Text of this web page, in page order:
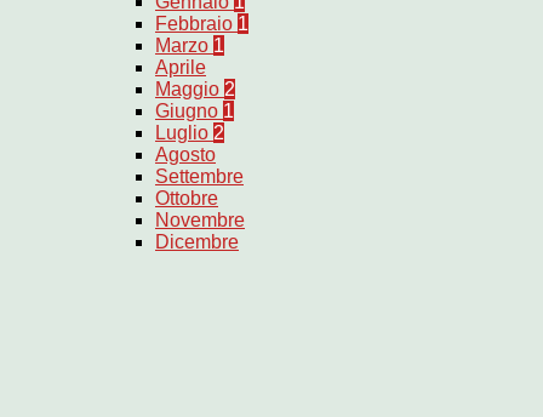
Febbraio 1
Marzo 1
Aprile
Maggio 2
Giugno 1
Luglio 2
Agosto
Settembre
Ottobre
Novembre
Dicembre